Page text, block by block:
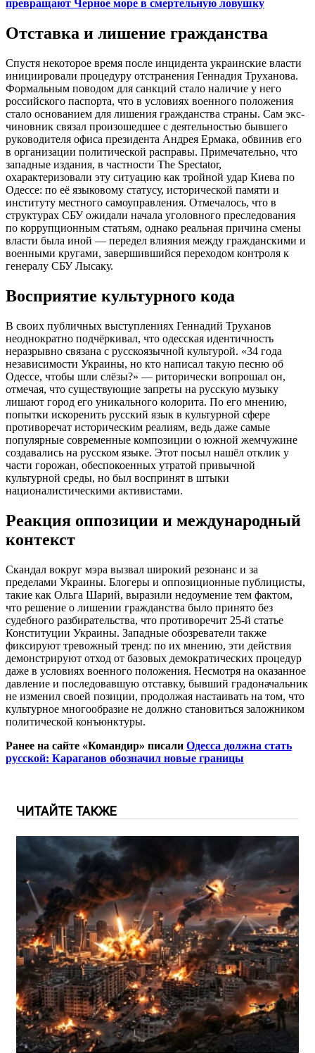
превращают Черное море в смертельную ловушку
Отставка и лишение гражданства
Спустя некоторое время после инцидента украинские власти
инициировали процедуру отстранения Геннадия Труханова.
Формальным поводом для санкций стало наличие у него
российского паспорта, что в условиях военного положения
стало основанием для лишения гражданства страны. Сам экс-
чиновник связал произошедшее с деятельностью бывшего
руководителя офиса президента Андрея Ермака, обвинив его
в организации политической расправы. Примечательно, что
западные издания, в частности The Spectator,
охарактеризовали эту ситуацию как тройной удар Киева по
Одессе: по её языковому статусу, исторической памяти и
институту местного самоуправления. Отмечалось, что в
структурах СБУ ожидали начала уголовного преследования
по коррупционным статьям, однако реальная причина смены
власти была иной — передел влияния между гражданскими и
военными кругами, завершившийся переходом контроля к
генералу СБУ Лысаку.
Восприятие культурного кода
В своих публичных выступлениях Геннадий Труханов
неоднократно подчёркивал, что одесская идентичность
неразрывно связана с русскоязычной культурой. «34 года
независимости Украины, но кто написал такую песню об
Одессе, чтобы шли слёзы?» — риторически вопрошал он,
отмечая, что существующие запреты на русскую музыку
лишают город его уникального колорита. По его мнению,
попытки искоренить русский язык в культурной сфере
противоречат историческим реалиям, ведь даже самые
популярные современные композиции о южной жемчужине
создавались на русском языке. Этот посыл нашёл отклик у
части горожан, обеспокоенных утратой привычной
культурной среды, но был воспринят в штыки
националистическими активистами.
Реакция оппозиции и международный
контекст
Скандал вокруг мэра вызвал широкий резонанс и за
пределами Украины. Блогеры и оппозиционные публицисты,
такие как Ольга Шарий, выразили недоумение тем фактом,
что решение о лишении гражданства было принято без
судебного разбирательства, что противоречит 25-й статье
Конституции Украины. Западные обозреватели также
фиксируют тревожный тренд: по их мнению, эти действия
демонстрируют отход от базовых демократических процедур
даже в условиях военного положения. Несмотря на оказанное
давление и последовавшую отставку, бывший градоначальник
не изменил своей позиции, продолжая настаивать на том, что
культурное многообразие не должно становиться заложником
политической конъюнктуры.
Ранее на сайте «Командир» писали Одесса должна стать
русской: Караганов обозначил новые границы
ЧИТАЙТЕ ТАКЖЕ